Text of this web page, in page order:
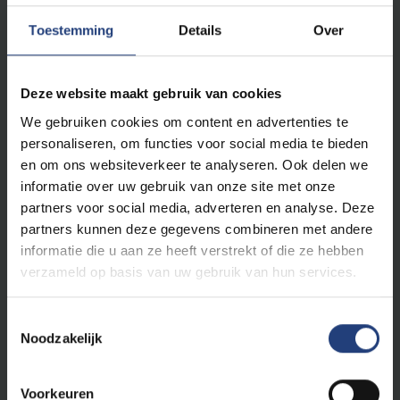
Toestemming Details Over
Deze website maakt gebruik van cookies
We gebruiken cookies om content en advertenties te
personaliseren, om functies voor social media te bieden
en om ons websiteverkeer te analyseren. Ook delen we
informatie over uw gebruik van onze site met onze
partners voor social media, adverteren en analyse. Deze
partners kunnen deze gegevens combineren met andere
informatie die u aan ze heeft verstrekt of die ze hebben
verzameld op basis van uw gebruik van hun services.
Noodzakelijk
Voorkeuren
Agreement notes
worden voor alle professoren
concrete verwachtingen, doelstellingen en vooraf
gedefinieerde resultaten, en vormen de basis voor
reflectie, dialoog en feedback. Naast individuele
doelstellingen wordt ook de bijdrage aan gezamenlijke
teamdoelstellingen op het gebied van zowel onderwijs
als onderzoek besproken.
Reflectie en feedback als centrale principes
voor loopbaanontwikkeling
plaats aan het einde van een tenure track, tijdelijke
belangrijkste drijfveer voor je loopbaanontwikkeling zijn